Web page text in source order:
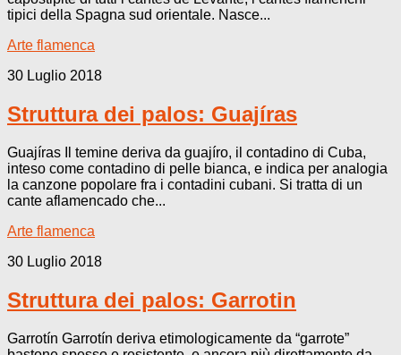
tipici della Spagna sud orientale. Nasce...
Arte flamenca
30 Luglio 2018
Struttura dei palos: Guajíras
Guajíras Il temine deriva da guajíro, il contadino di Cuba,
inteso come contadino di pelle bianca, e indica per analogia
la canzone popolare fra i contadini cubani. Si tratta di un
cante aflamencado che...
Arte flamenca
30 Luglio 2018
Struttura dei palos: Garrotin
Garrotín Garrotín deriva etimologicamente da “garrote”